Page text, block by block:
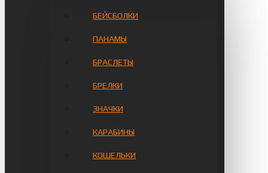
БЕЙСБОЛКИ
ПАНАМЫ
БРАСЛЕТЫ
БРЕЛКИ
ЗНАЧКИ
КАРАБИНЫ
КОШЕЛЬКИ